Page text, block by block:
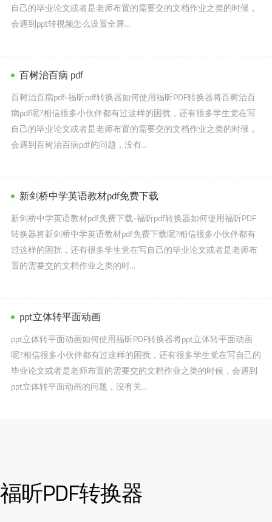
自己的毕业论文或者是老师布置的需要交的文档作业之类的时候，
会遇到ppt转视频怎么设置全屏...
百树治百病 pdf
百树治百病pdf-福昕pdf转换器如何使用福昕PDF转换器将百树治百
病pdf呢?相信很多小伙伴都有过这样的困扰，还有很多学生党在写
自己的毕业论文或者是老师布置的需要交的文档作业之类的时候，
会遇到百树治百病pdf的问题，没有...
新剑桥中学英语教材pdf免费下载
新剑桥中学英语教材pdf免费下载-福昕pdf转换器如何使用福昕PDF
转换器将新剑桥中学英语教材pdf免费下载呢?相信很多小伙伴都有
过这样的困扰，还有很多学生党在写自己的毕业论文或者是老师布
置的需要交的文档作业之类的时...
ppt立体转平面动画
ppt立体转平面动画如何使用福昕PDF转换器将ppt立体转平面动画
呢?相信很多小伙伴都有过这样的困扰，还有很多学生党在写自己的
毕业论文或者是老师布置的需要交的文档作业之类的时候，会遇到
ppt立体转平面动画的问题，没有关...
福昕PDF转换器